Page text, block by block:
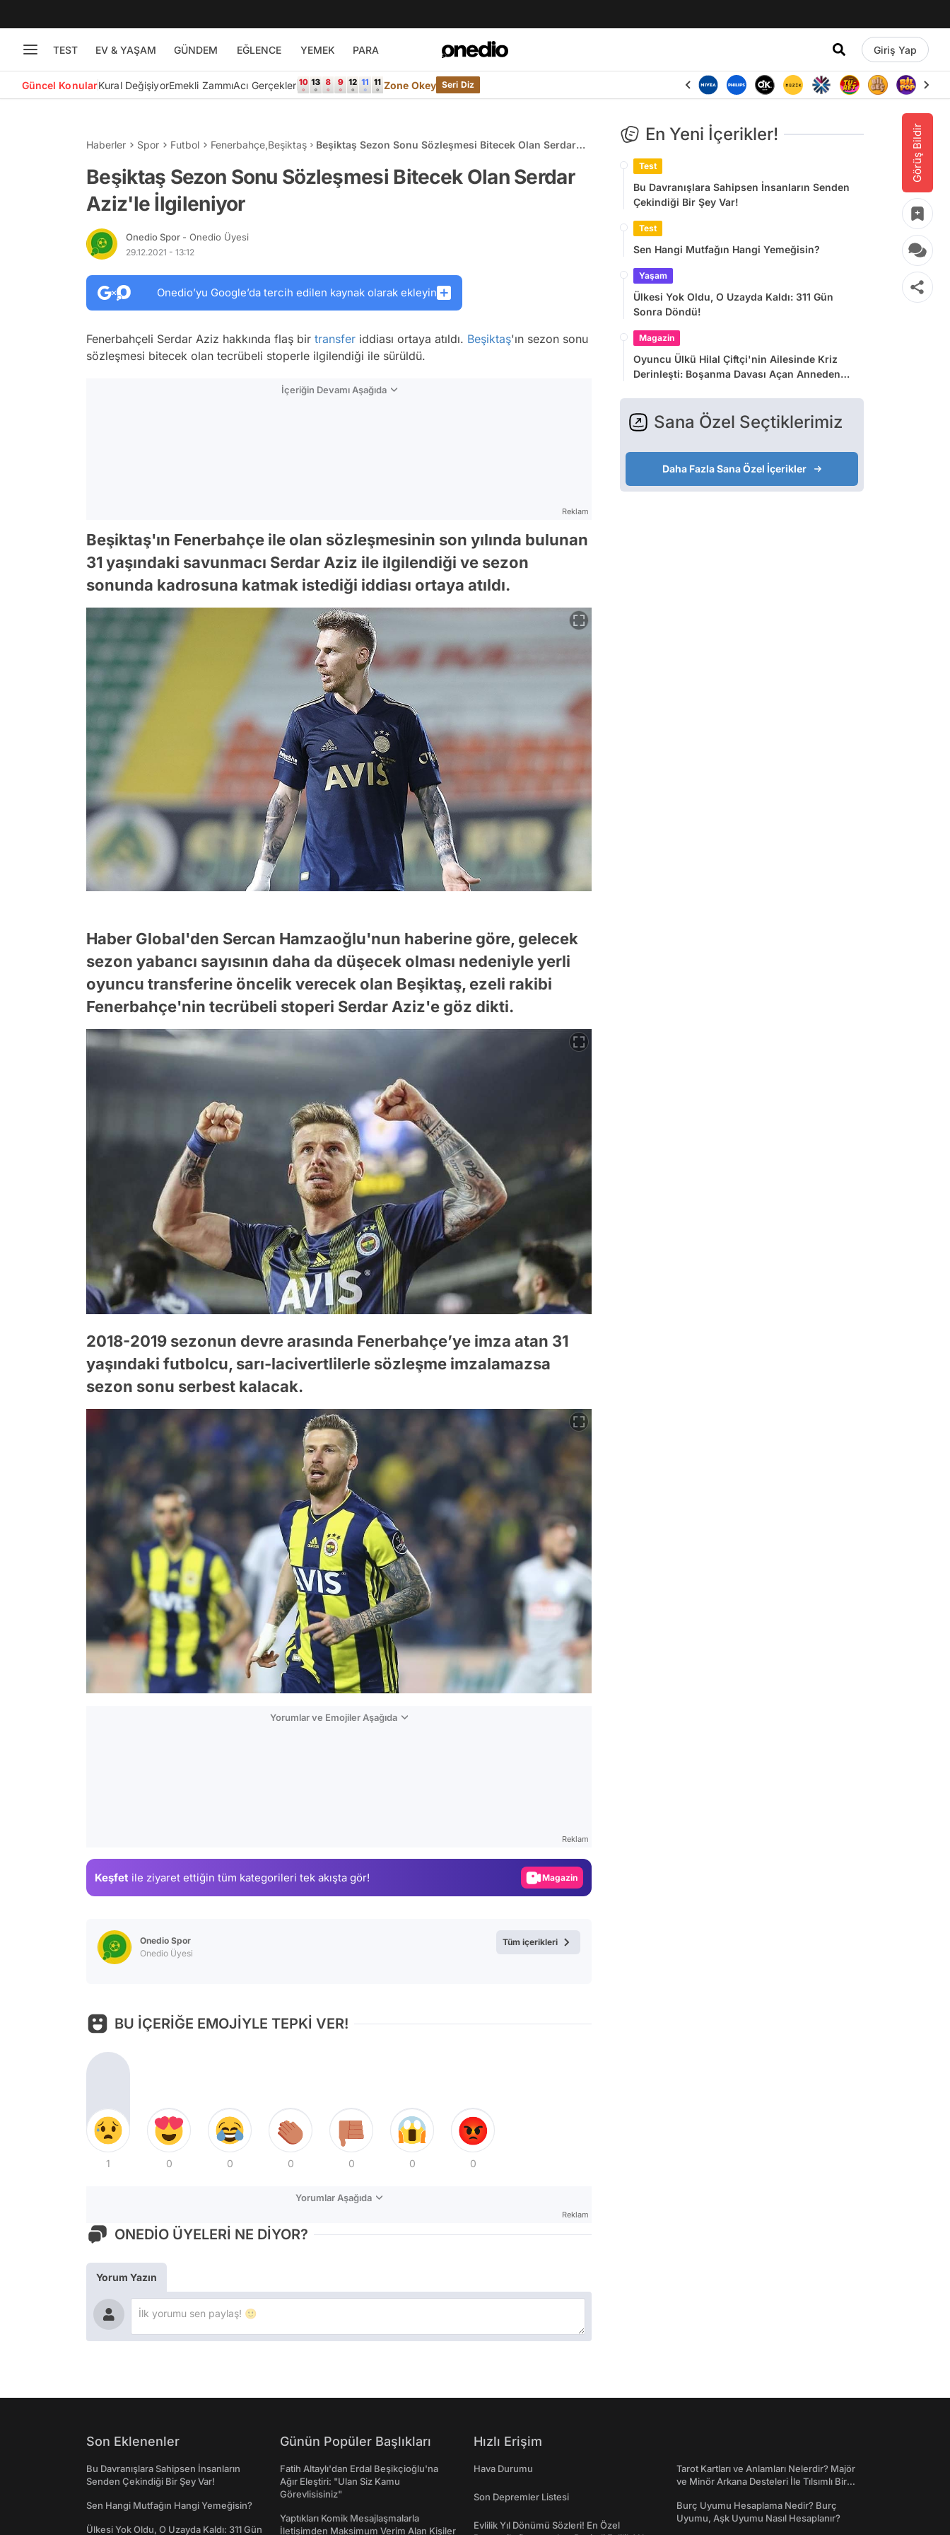
TEST EV & YAŞAM GÜNDEM EĞLENCE YEMEK PARA Giriş Yap
Güncel KonularKural DeğişiyorEmekli ZammıAcı Gerçekler Zone Okey Seri Diz
Görüş Bildir
Haberler Spor Futbol Fenerbahçe,Beşiktaş
Beşiktaş Sezon Sonu Sözleşmesi Bitecek Olan Serdar
Beşiktaş Sezon Sonu Sözleşmesi Bitecek Olan Serdar
Aziz'le İlgileniyor
Onedio Spor - Onedio Üyesi
29.12.2021 - 13:12
Onedio’yu Google’da tercih edilen kaynak olarak ekleyin
Fenerbahçeli Serdar Aziz hakkında flaş bir transfer iddiası ortaya atıldı. Beşiktaş'ın sezon sonu
sözleşmesi bitecek olan tecrübeli stoperle ilgilendiği ile sürüldü.
İçeriğin Devamı Aşağıda
Reklam
Beşiktaş'ın Fenerbahçe ile olan sözleşmesinin son yılında bulunan
31 yaşındaki savunmacı Serdar Aziz ile ilgilendiği ve sezon
sonunda kadrosuna katmak istediği iddiası ortaya atıldı.
Haber Global'den Sercan Hamzaoğlu'nun haberine göre, gelecek
sezon yabancı sayısının daha da düşecek olması nedeniyle yerli
oyuncu transferine öncelik verecek olan Beşiktaş, ezeli rakibi
Fenerbahçe'nin tecrübeli stoperi Serdar Aziz'e göz dikti.
2018-2019 sezonun devre arasında Fenerbahçe’ye imza atan 31
yaşındaki futbolcu, sarı-lacivertlilerle sözleşme imzalamazsa
sezon sonu serbest kalacak.
Yorumlar ve Emojiler Aşağıda
Reklam
Keşfet ile ziyaret ettiğin tüm kategorileri tek akışta gör! Magazin
Onedio Spor
Onedio Üyesi
Tüm içerikleri
BU İÇERİĞE EMOJİYLE TEPKİ VER!
1 0 0 0 0 0 0
Yorumlar Aşağıda
Reklam
ONEDİO ÜYELERİ NE DİYOR?
Yorum Yazın
En Yeni İçerikler!
Test
Bu Davranışlara Sahipsen İnsanların Senden
Çekindiği Bir Şey Var!
Test
Sen Hangi Mutfağın Hangi Yemeğisin?
Yaşam
Ülkesi Yok Oldu, O Uzayda Kaldı: 311 Gün
Sonra Döndü!
Magazin
Oyuncu Ülkü Hilal Çiftçi'nin Ailesinde Kriz
Derinleşti: Boşanma Davası Açan Anneden
Sana Özel Seçtiklerimiz
Daha Fazla Sana Özel İçerikler
Son Eklenenler
Bu Davranışlara Sahipsen İnsanların
Senden Çekindiği Bir Şey Var!
Sen Hangi Mutfağın Hangi Yemeğisin?
Ülkesi Yok Oldu, O Uzayda Kaldı: 311 Gün
Günün Popüler Başlıkları
Fatih Altaylı'dan Erdal Beşikçioğlu'na
Ağır Eleştiri: "Ulan Siz Kamu
Görevlisisiniz"
Yaptıkları Komik Mesajlaşmalarla
İletişimden Maksimum Verim Alan Kişiler
Hızlı Erişim
Hava Durumu
Son Depremler Listesi
Evlilik Yıl Dönümü Sözleri! En Özel
Tarot Kartları ve Anlamları Nelerdir? Majör
ve Minör Arkana Desteleri İle Tılsımlı Bir
Burç Uyumu Hesaplama Nedir? Burç
Uyumu, Aşk Uyumu Nasıl Hesaplanır?